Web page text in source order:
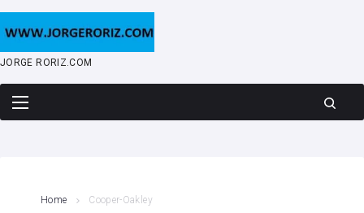
content
JORGE RORIZ.COM
Home Cooper-Oakley